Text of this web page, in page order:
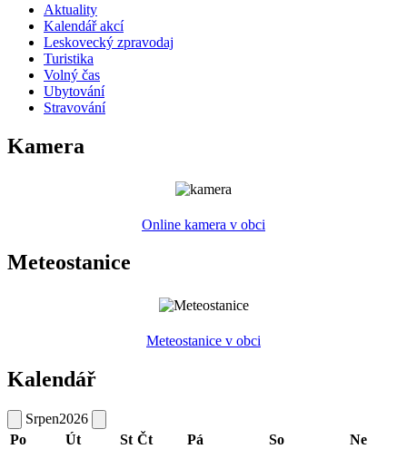
Aktuality
Kalendář akcí
Leskovecký zpravodaj
Turistika
Volný čas
Ubytování
Stravování
Kamera
Online kamera v obci
Meteostanice
Meteostanice v obci
Kalendář
Srpen2026
Po
Út St Čt Pá So
Ne